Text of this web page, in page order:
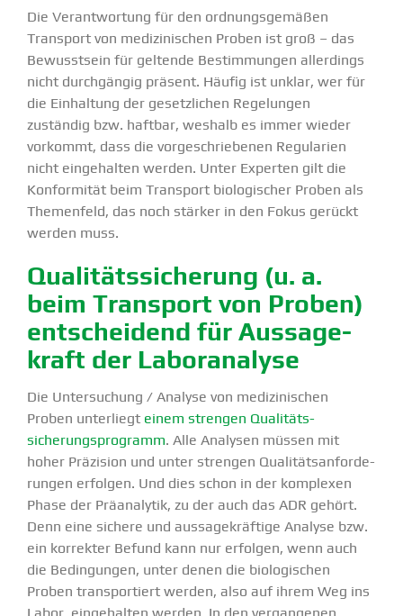
Die Verant­wortung für den ordnungs­ge­mäßen
Transport von medizi­ni­schen Proben ist groß – das
Bewusstsein für geltende Bestim­mungen aller­dings
nicht durch­gängig präsent. Häufig ist unklar, wer für
die Einhaltung der gesetz­lichen Regelungen
zuständig bzw. haftbar, weshalb es immer wieder
vorkommt, dass die vorge­schrie­benen Regularien
nicht einge­halten werden. Unter Experten gilt die
Konfor­mität beim Transport biolo­gi­scher Proben als
Themenfeld, das noch stärker in den Fokus gerückt
werden muss.
Quali­täts­si­cherung (u. a.
beim Transport von Proben)
entscheidend für Aussa­ge­
kraft der Labor­analyse
Die Unter­su­chung / Analyse von medizi­ni­schen
Proben unter­liegt einem strengen Qualitäts­
sicherungsprogramm. Alle Analysen müssen mit
hoher Präzision und unter strengen Quali­täts­an­for­de­
rungen erfolgen. Und dies schon in der komplexen
Phase der Präana­lytik, zu der auch das ADR gehört.
Denn eine sichere und aussa­ge­kräftige Analyse bzw.
ein korrekter Befund kann nur erfolgen, wenn auch
die Bedin­gungen, unter denen die biolo­gi­schen
Proben trans­por­tiert werden, also auf ihrem Weg ins